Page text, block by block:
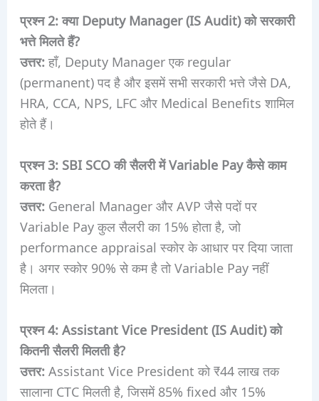
प्रश्न 2: क्या Deputy Manager (IS Audit) को सरकारी
भत्ते मिलते हैं?
उत्तर:हाँ, Deputy Manager एक regular
(permanent) पद है और इसमें सभी सरकारी भत्ते जैसे DA,
HRA, CCA, NPS, LFC और Medical Benefits शामिल
होते हैं।
प्रश्न 3: SBI SCO की सैलरी में Variable Pay कैसे काम
करता है?
उत्तर:General Manager और AVP जैसे पदों पर
Variable Pay कुल सैलरी का 15% होता है, जो
performance appraisal स्कोर के आधार पर दिया जाता
है। अगर स्कोर 90% से कम है तो Variable Pay नहीं
मिलता।
प्रश्न 4: Assistant Vice President (IS Audit) को
कितनी सैलरी मिलती है?
उत्तर:Assistant Vice President को ₹44 लाख तक
सालाना CTC मिलती है, जिसमें 85% fixed और 15%